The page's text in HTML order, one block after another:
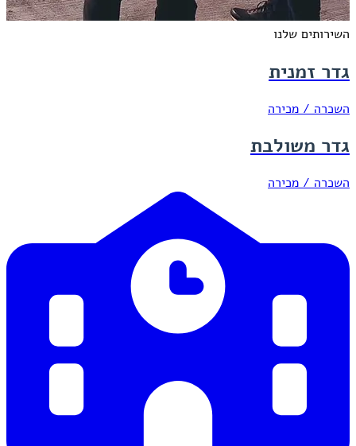
השירותים שלנו
גדר זמנית
השכרה / מכירה
גדר משולבת
השכרה / מכירה